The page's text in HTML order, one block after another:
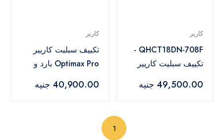
كارير
QHCT18DN-708F -
تكييف سبليت كاريير
ديجيتال بتقنية الانفرتر،
49,500.00 جنيه
كارير
تكييف سبليت كاريير
Optimax Pro بارد و
40,900.00 جنيه
1